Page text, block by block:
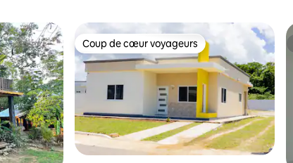
Coup de cœur voyageurs
Coup de cœur voyageurs